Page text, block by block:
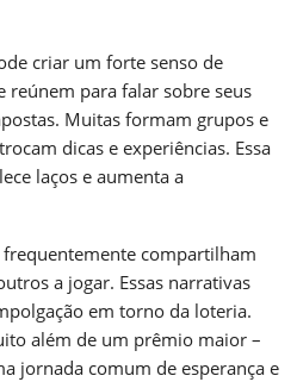
criar um forte senso de
reúnem para falar sobre seus
Muitas formam grupos e
dicas e experiências. Essa
laços e aumenta a
compartilham
a jogar. Essas narrativas
em torno da loteria.
além de um prêmio maior –
jornada comum de esperança e